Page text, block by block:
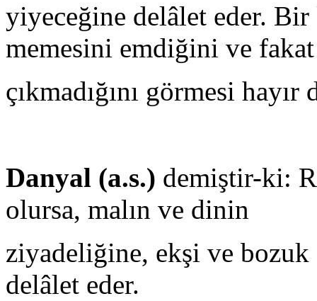
yiyeceğine delâlet eder. Bir
memesini emdiğini ve
çıkmadığını görmesi
Danyal (a.s.) demiştir-ki:
olursa, malın ve dinin
ziyadeliğine, ekşi ve
delâlet eder.